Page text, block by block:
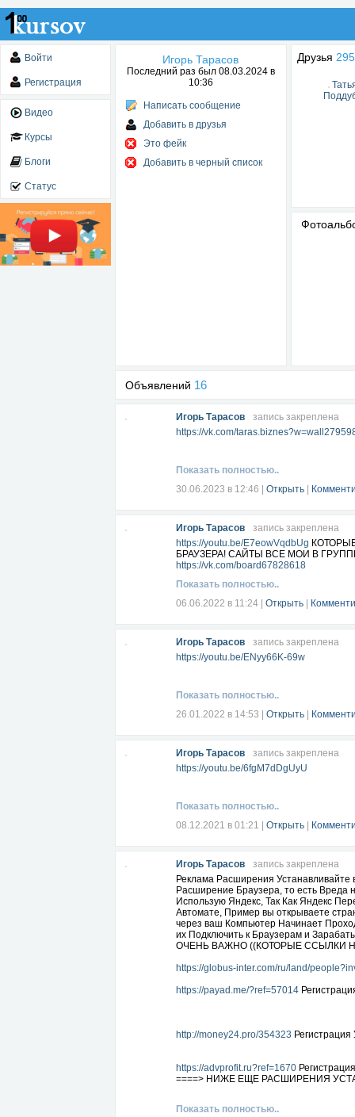
Войти
Регистрация
Видео
Курсы
Блоги
Статус
Игорь Тарасов
Последний раз был 08.03.2024 в
10:36
Написать сообщение
Добавить в друзья
Это фейк
Добавить в черный список
Друзья
Объявлений 16
Игорь Тарасов
запись закреплена
https://vk.com/
Показать полностью..
30.06.2023 в 12:46
Открыть
Игорь Тарасов
запись закреплена
https://youtu.be/E7eowVqdbUg
БРАУЗЕРА! САЙТЫ ВСЕ МОИ В
https://vk.com/board67828618
Показать полностью..
06.06.2022 в 11:24
Открыть
Игорь Тарасов
запись закреплена
https://youtu.be/ENyy66K-69w
Показать полностью..
26.01.2022 в 14:53
Открыть
Игорь Тарасов
запись закреплена
https://youtu.be/6fgM7dDgUyU
Показать полностью..
08.12.2021 в 01:21
Открыть
Игорь Тарасов
запись закреплена
Реклама Расширения
Расширение Браузера, то есть
Использую Яндекс, Так Как Яндекс
Автомате, Пример вы открываете
через ваш Компьютер Начинает
их Подключить к Браузерам и
ОЧЕНЬ ВАЖНО ((КОТОРЫЕ ССЫЛКИ
https://globus-inter.com/ru/land/
https://payad.me/?ref=57014
http://money24.pro/354323
https://advprofit.ru?ref=1670
====> НИЖЕ ЕЩЕ РАСШИРЕНИЯ
Показать полностью..